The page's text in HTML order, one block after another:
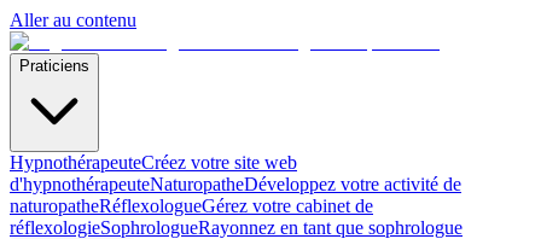
Aller au contenu
Praticiens
HypnothérapeuteCréez votre site web
d'hypnothérapeuteNaturopatheDéveloppez votre activité de
naturopatheRéflexologueGérez votre cabinet de
réflexologieSophrologueRayonnez en tant que sophrologue